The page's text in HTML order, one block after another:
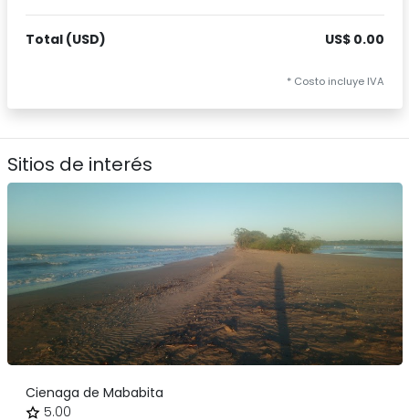
Total (USD) US$ 0.00
* Costo incluye IVA
Sitios de interés
Cienaga de Mababita
5.00